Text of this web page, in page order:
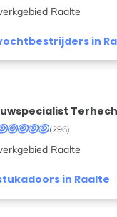
in
Raalte
(296)
in Raalte
Raalte